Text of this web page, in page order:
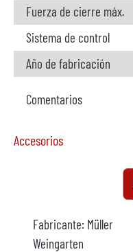
Fuerza de cierre máx.
Sistema de control
Año de fabricación
Comentarios
Accesorios
Modelo
Fabricante: Müller
Weingarten